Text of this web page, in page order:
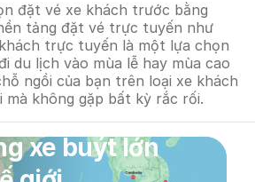
đặt vé xe khách trước bằng
tảng đặt vé trực tuyến như
trực tuyến là một lựa chọn
du lịch vào mùa lễ hay mùa cao
ngồi của bạn trên loại xe khách
mà không gặp bất kỳ rắc rối.
xe buýt lớn